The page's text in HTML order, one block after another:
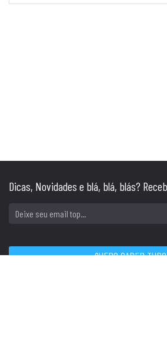
Dicas, Novidades e blá, blá, blás?